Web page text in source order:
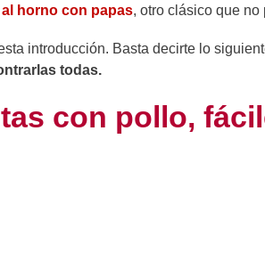
horno con papas, otro clásico que no
introducción. Basta decirte lo
todas.
con pollo,